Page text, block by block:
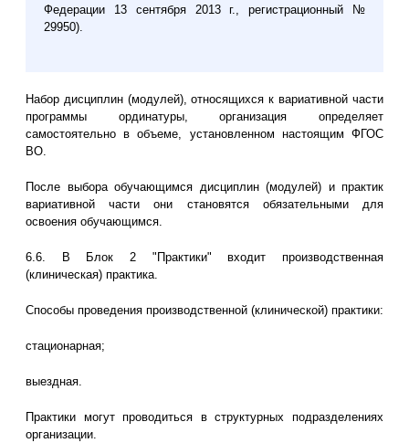
Федерации 13 сентября 2013 г., регистрационный №
29950).
Набор дисциплин (модулей), относящихся к вариативной части
программы ординатуры, организация определяет
самостоятельно в объеме, установленном настоящим ФГОС
ВО.
После выбора обучающимся дисциплин (модулей) и практик
вариативной части они становятся обязательными для
освоения обучающимся.
6.6. В Блок 2 "Практики" входит производственная
(клиническая) практика.
Способы проведения производственной (клинической) практики:
стационарная;
выездная.
Практики могут проводиться в структурных подразделениях
организации.